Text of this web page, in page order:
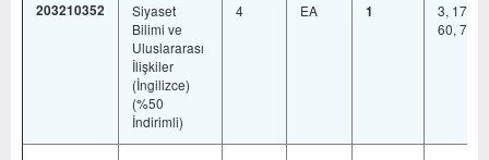
203210352
Siyaset
Bilimi ve
Uluslararası
İlişkiler
(İngilizce)
(%50
İndirimli)
4 EA 1
3, 17,
60, 778